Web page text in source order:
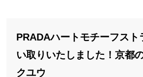
PRADAハートモチーフスト
い取りいたしました！京都
クユウ